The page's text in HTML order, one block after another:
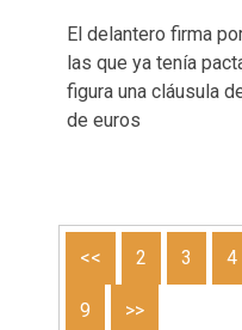
El delantero firma
las que ya tenía
figura una cláusula
de euros
<< 2 3 4
9 >>